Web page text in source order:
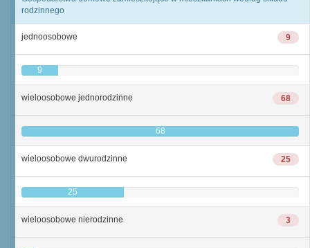
rodzinnego
9
jednoosobowe
9
68
wieloosobowe jednorodzinne
68
25
wieloosobowe dwurodzinne
25
3
wieloosobowe nierodzinne